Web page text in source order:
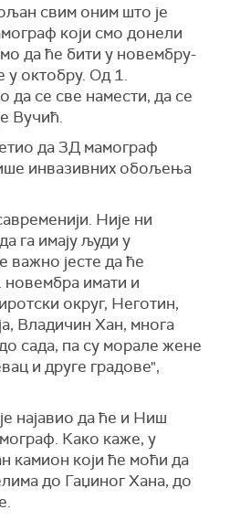
свим оним што је
који смо донели
да ће бити у новембру-
у октобру. Од 1.
да се све намести, да се
Вучић.
да 3Д мамограф
инвазивних обољења
Није ни
га имају људи у
важно јесте да ће
имати и
округ, Неготин,
Владичин Хан, многа
сада, па су морале жене
и друге градове",
најавио да ће и Ниш
Како каже, у
камион који ће моћи да
до Гаџиног Хана, до